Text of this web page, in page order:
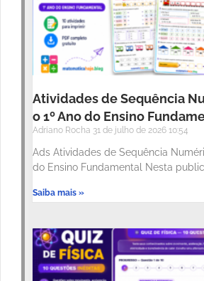
Atividades de Sequência
o 1º Ano do Ensino
Adriano Rocha 31 de julho de 2026 10:54
Ads Atividades de Sequência
do Ensino Fundamental Nesta
Saiba mais »